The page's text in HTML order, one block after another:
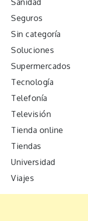
Seguros
Sin categoría
Soluciones
Supermercados
Tecnología
Telefonía
Televisión
Tienda online
Tiendas
Universidad
Viajes